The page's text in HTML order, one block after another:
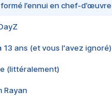
l’ennui en chef-d’œuvre
13 ans (et vous l'avez ignoré)
(littéralement)
Rayan